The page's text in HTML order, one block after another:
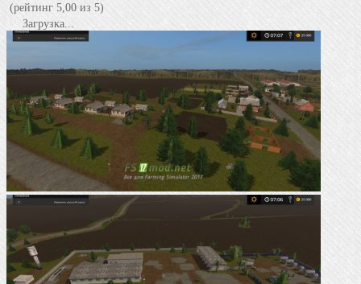
(рейтинг 5,00 из 5)
Загрузка...